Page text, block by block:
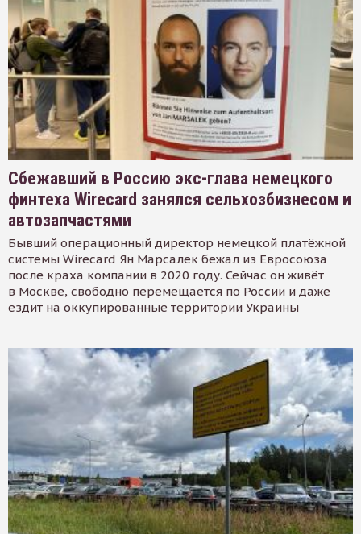
Сбежавший в Россию экс-глава немецкого
финтеха Wirecard занялся сельхозбизнесом и
автозапчастями
Бывший операционный директор немецкой платёжной
системы Wirecard Ян Марсалек бежал из Евросоюза
после краха компании в 2020 году. Сейчас он живёт
в Москве, свободно перемещается по России и даже
ездит на оккупированные территории Украины